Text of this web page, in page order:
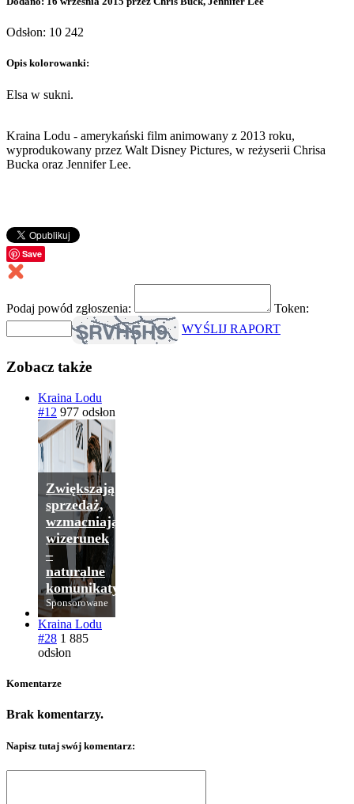
Odsłon: 10 242
Opis kolorowanki:
Elsa w sukni.
Kraina Lodu - amerykański film animowany z 2013 roku,
wyprodukowany przez Walt Disney Pictures, w reżyserii Chrisa
Bucka oraz Jennifer Lee.
Save
Podaj powód zgłoszenia:
Token:
WYŚLIJ RAPORT
Zobacz także
Kraina Lodu
#12 977 odsłon
Zwiększają
sprzedaż,
wzmacniają
wizerunek
–
naturalne
komunikaty.
Sponsorowane
Kraina Lodu
#28 1 885
odsłon
Komentarze
Brak komentarzy.
Napisz tutaj swój komentarz: